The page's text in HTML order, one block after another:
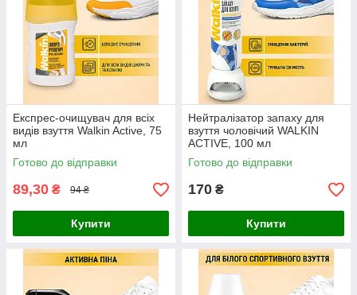
Експрес-очищувач для всіх
видів взуття Walkin Active, 75
мл
Готово до відправки
89,30 ₴ 94 ₴
Купити
Нейтралізатор запаху для
взуття чоловічий WALKIN
ACTIVE, 100 мл
Готово до відправки
170 ₴
Купити